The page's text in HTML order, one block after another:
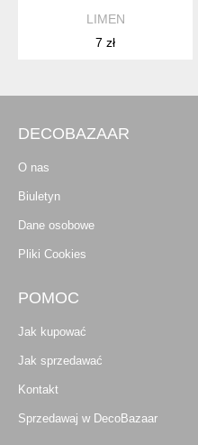
LIMEN
7 zł
DECOBAZAAR
O nas
Biuletyn
Dane osobowe
Pliki Cookies
POMOC
Jak kupować
Jak sprzedawać
Kontakt
Sprzedawaj w DecoBazaar